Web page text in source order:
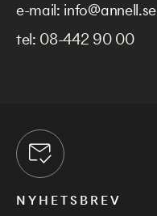
e-mail: info@annell.se
tel: 08-442 90 00
NYHETSBREV